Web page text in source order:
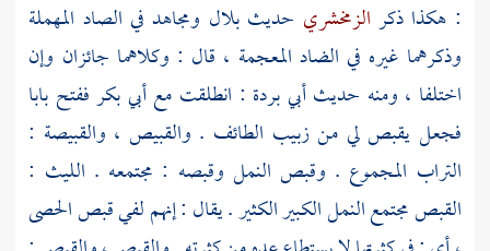
: هكذا ذكر الزمخشري حديثبلال ومجاهد في الصاد المهملة
وذكرهما غيره في الضاد المعجمة ، قال : وكلاهما جائزان وإن
اختلفا ، ومنه حديثأبي بردة : انطلقت معأبي بكرففتح بابا
فجعل يقبص لي من زبيب الطائف . والقبيص ، والقبيصة :
التراب المجموع . وقبص النمل وقبصه : مجتمعه . الليث :
القبص مجتمع النمل الكبير الكثير . يقال : إنهم لفي قبص الحصى